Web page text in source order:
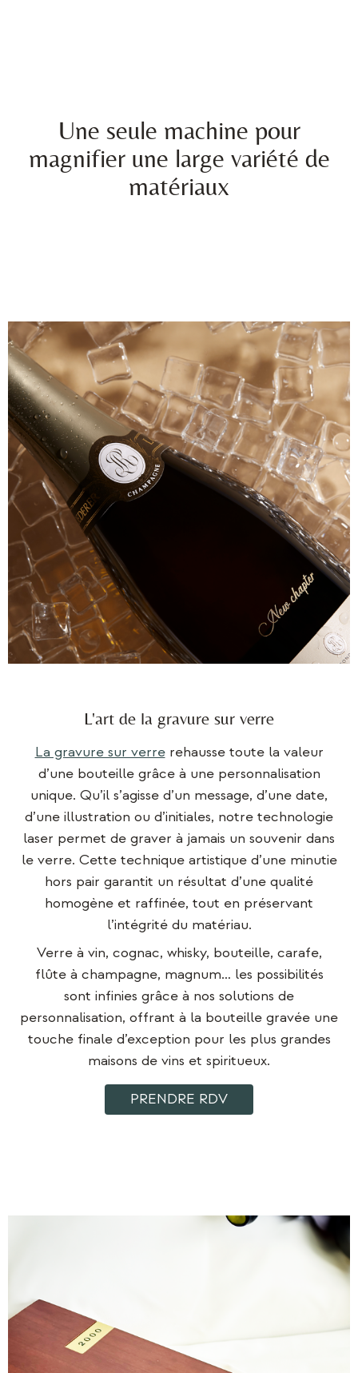
Une seule machine pour
magnifier une large variété de
matériaux
L'art de la gravure sur verre
La gravure sur verrerehausse toute la valeur
d’une bouteille grâce à une personnalisation
unique. Qu’il s’agisse d’un message, d’une date,
d’une illustration ou d’initiales, notre technologie
laser permet de graver à jamais un souvenir dans
le verre. Cette technique artistique d’une minutie
hors pair garantit un résultat d’une qualité
homogène et raffinée, tout en préservant
l’intégrité du matériau.
Verre à vin, cognac, whisky, bouteille, carafe,
flûte à champagne, magnum… les possibilités
sont infinies grâce à nos solutions de
personnalisation, offrant à la bouteille gravée une
touche finale d’exception pour les plus grandes
maisons de vins et spiritueux.
PRENDRE RDV